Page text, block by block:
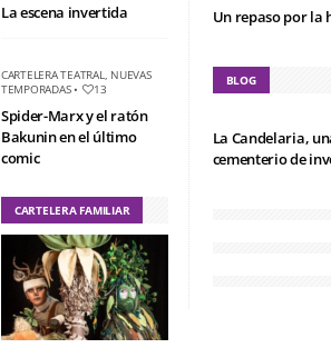
La escena invertida
CARTELERA TEATRAL, NUEVAS
TEMPORADAS• 13
Spider-Marx y el ratón
Bakunin en el último
comic
CARTELERA FAMILIAR
Un repaso por la
BLOG
La Candelaria,
cementerio de